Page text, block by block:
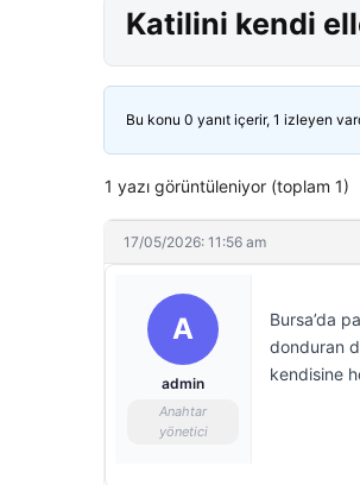
Katilini kendi
Bu konu 0 yanıt içerir, 1 izleyen
1 yazı görüntüleniyor (toplam 1)
17/05/2026: 11:56 am
A
admin
Anahtar
yönetici
Bursa’da
donduran
kendisine